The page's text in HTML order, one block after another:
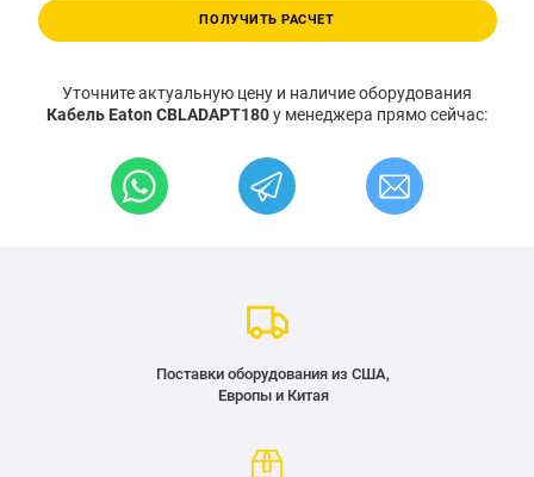
ПОЛУЧИТЬ РАСЧЕТ
Уточните актуальную цену и наличие оборудования
Кабель Eaton CBLADAPT180у менеджера прямо сейчас:
Поставки оборудования из США,
Европы и Китая